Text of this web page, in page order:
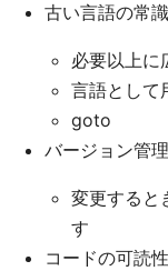
古い言語の常
必要以上に
言語として
goto
バージョン管
変更すると
す
コードの可読